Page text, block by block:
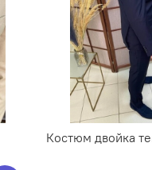
Костюм двойка